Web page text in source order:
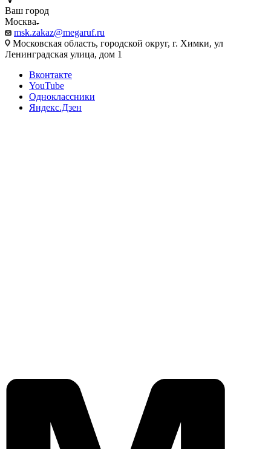
Ваш город
Москва
msk.zakaz@megaruf.ru
Московская область, городской округ, г. Химки, ул
Ленинградская улица, дом 1
Вконтакте
YouTube
Одноклассники
Яндекс.Дзен